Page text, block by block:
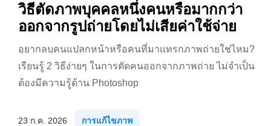
วิธีตัดภาพบุคคลหนึ่งคนหรือมากกว่า
ออกจากรูปถ่ายโดยไม่เสียค่าใช้จ่าย
อยากลบคนแปลกหน้าหรือคนที่มาแทรกภาพถ่ายใช่ไหม?
เรียนรู้ 2 วิธีง่ายๆ ในการตัดคนออกจากภาพถ่าย ไม่จำเป็น
ต้องมีความรู้ด้าน Photoshop
23 ก.ค. 2026 การแก้ไขภาพ